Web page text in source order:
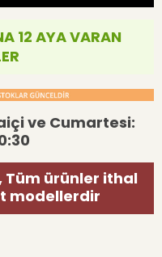
12 AYA VARAN
ve Cumartesi:
Tüm ürünler ithal
modellerdir